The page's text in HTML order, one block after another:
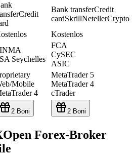
Credit
Bank transferCredit
cardSkrillNetellerCrypto
Kostenlos
Seychelles
FCA
CySEC
ASIC
Mobile
4
MetaTrader 5
MetaTrader 4
cTrader
2 Boni 2 Boni
Forex-Broker